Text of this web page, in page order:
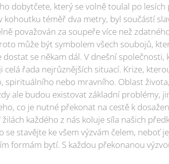
dobytčete, který se volně toulal po lesích
téměř dva metry, byl součástí
považován za soupeře více než
může být symbolem všech soubojů,
se někam dál. V dnešní
řada nejrůznějších situací. Krize,
spirituálního nebo mravního. Oblast
ale budou existovat základní problémy,
co je nutné překonat na cestě k
každého z nás koluje síla našich
se stavějte ke všem výzvám čelem, neboť
formám bytí. S každou překonanou